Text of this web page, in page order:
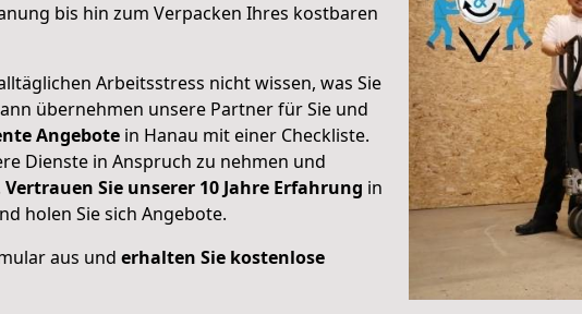
bis hin zum Verpacken Ihres kostbaren
Arbeitsstress nicht wissen, was Sie
übernehmen unsere Partner für Sie und
Angebote in Hanau mit einer Checkliste.
Dienste in Anspruch zu nehmen und
Vertrauen Sie unserer 10 Jahre Erfahrung in
holen Sie sich Angebote.
aus und erhalten Sie kostenlose